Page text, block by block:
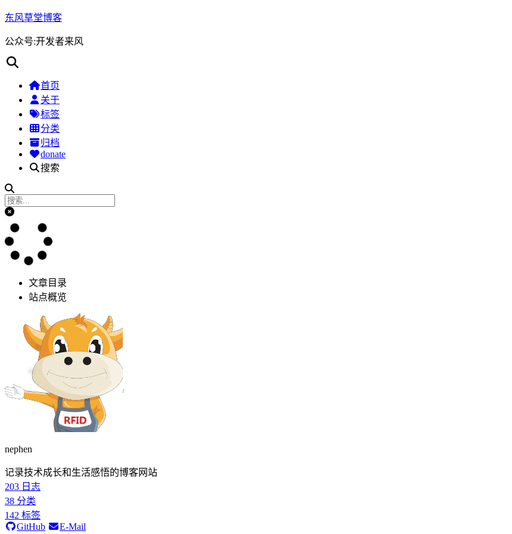
东风草堂博客
公众号:开发者来风
首页
关于
标签
分类
归档
donate
搜索
文章目录
站点概览
nephen
记录技术成长和生活感悟的博客网站
203 日志
38 分类
142 标签
GitHub
E-Mail